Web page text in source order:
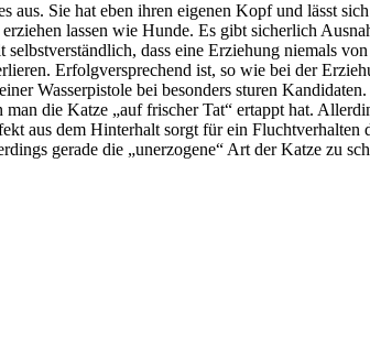
Sie hat eben ihren eigenen Kopf und lässt
lassen wie Hunde. Es gibt sicherlich
dass eine Erziehung niemals
Erfolgversprechend ist, so wie bei der
Wasserpistole bei besonders sturen
die Katze „auf frischer Tat“ ertappt hat.
aus dem Hinterhalt sorgt für ein
gerade die „unerzogene“ Art der Katze zu